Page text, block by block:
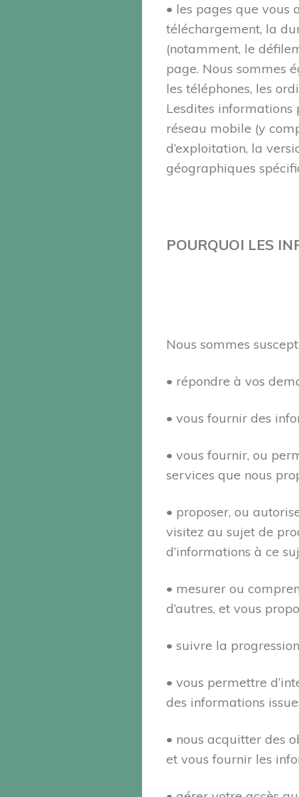
• les pages que vous
téléchargement, la
(notamment, le
page. Nous sommes
les téléphones, les
Lesdites informations
réseau mobile (y
d’exploitation, la
géographiques
POURQUOI LES
Nous sommes
• répondre à vos
• vous fournir des
• vous fournir, ou
services que nous
• proposer, ou
visitez au sujet de
d’informations à ce
• mesurer ou
d’autres, et vous
• suivre la
• vous permettre
des informations
• nous acquitter des
et vous fournir les